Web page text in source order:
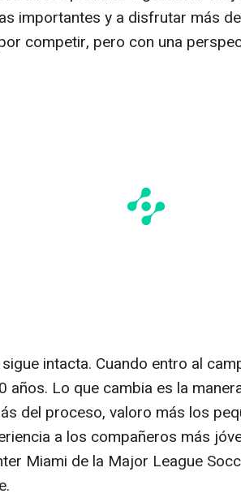
importantes y a disfrutar más
competir, pero con una
intacta. Cuando entro al
años. Lo que cambia es la
del proceso, valoro más los
a los compañeros más
Miami de la Major League